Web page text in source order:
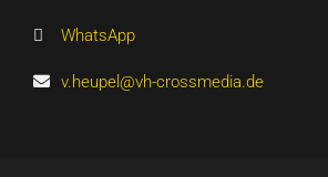
WhatsApp
v.heupel@vh-crossmedia.de